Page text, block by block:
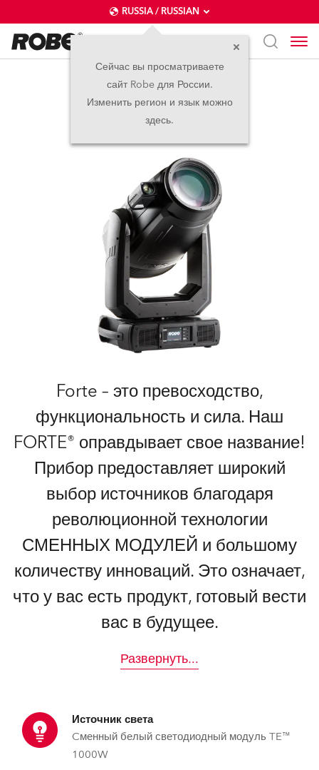
RUSSIA / RUSSIAN
Сейчас вы просматриваете
сайт Robe для России.
Изменить регион и язык можно
здесь.
FORTE® FS
Forte – это превосходство,
функциональность и сила. Наш
FORTE® оправдывает свое название!
Прибор предоставляет широкий
выбор источников благодаря
революционной технологии
СМЕННЫХ МОДУЛЕЙ и большому
количеству инноваций. Это означает,
что у вас есть продукт, готовый вести
вас в будущее.
Развернуть...
Источник света
Cменный белый светодиодный модуль TE™
1000W